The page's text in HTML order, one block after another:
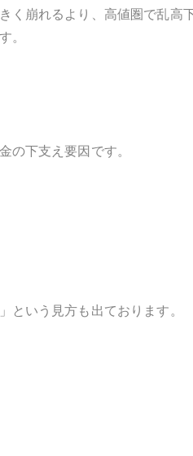
く崩れるより、高値圏で乱高
。
の下支え要因です。
という見方も出ております。